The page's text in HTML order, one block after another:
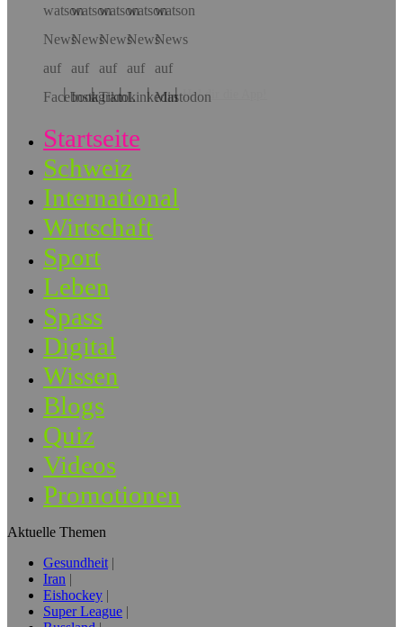
Hol dir die App!
Startseite
Schweiz
International
Wirtschaft
Sport
Leben
Spass
Digital
Wissen
Blogs
Quiz
Videos
Promotionen
Aktuelle Themen
Gesundheit
Iran
Eishockey
Super League